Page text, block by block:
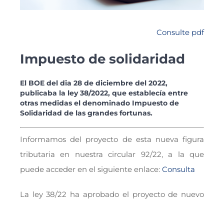
Consulte pdf
Impuesto de solidaridad
El BOE del dia 28 de diciembre del 2022,
publicaba la ley 38/2022, que establecía entre
otras medidas el denominado Impuesto de
Solidaridad de las grandes fortunas.
Informamos del proyecto de esta nueva figura
tributaria en nuestra circular 92/22, a la que
puede acceder en el siguiente enlace: Consulta
La ley 38/22 ha aprobado el proyecto de nuevo